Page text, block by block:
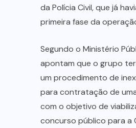
da Polícia Civil, que já
primeira fase da
Segundo o Ministério
apontam que o grupo
um procedimento de
para contratação de
com o objetivo de
concurso público para a